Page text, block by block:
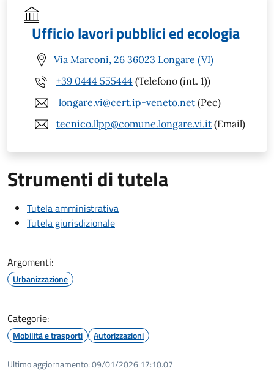
Ufficio lavori pubblici ed ecologia
Via Marconi, 26 36023 Longare (VI)
+39 0444 555444 (Telefono (int. 1))
longare.vi@cert.ip-veneto.net (Pec)
tecnico.llpp@comune.longare.vi.it (Email)
Strumenti di tutela
Tutela amministrativa
Tutela giurisdizionale
Argomenti:
Urbanizzazione
Categorie:
Mobilità e trasporti Autorizzazioni
Ultimo aggiornamento:09/01/2026 17:10.07